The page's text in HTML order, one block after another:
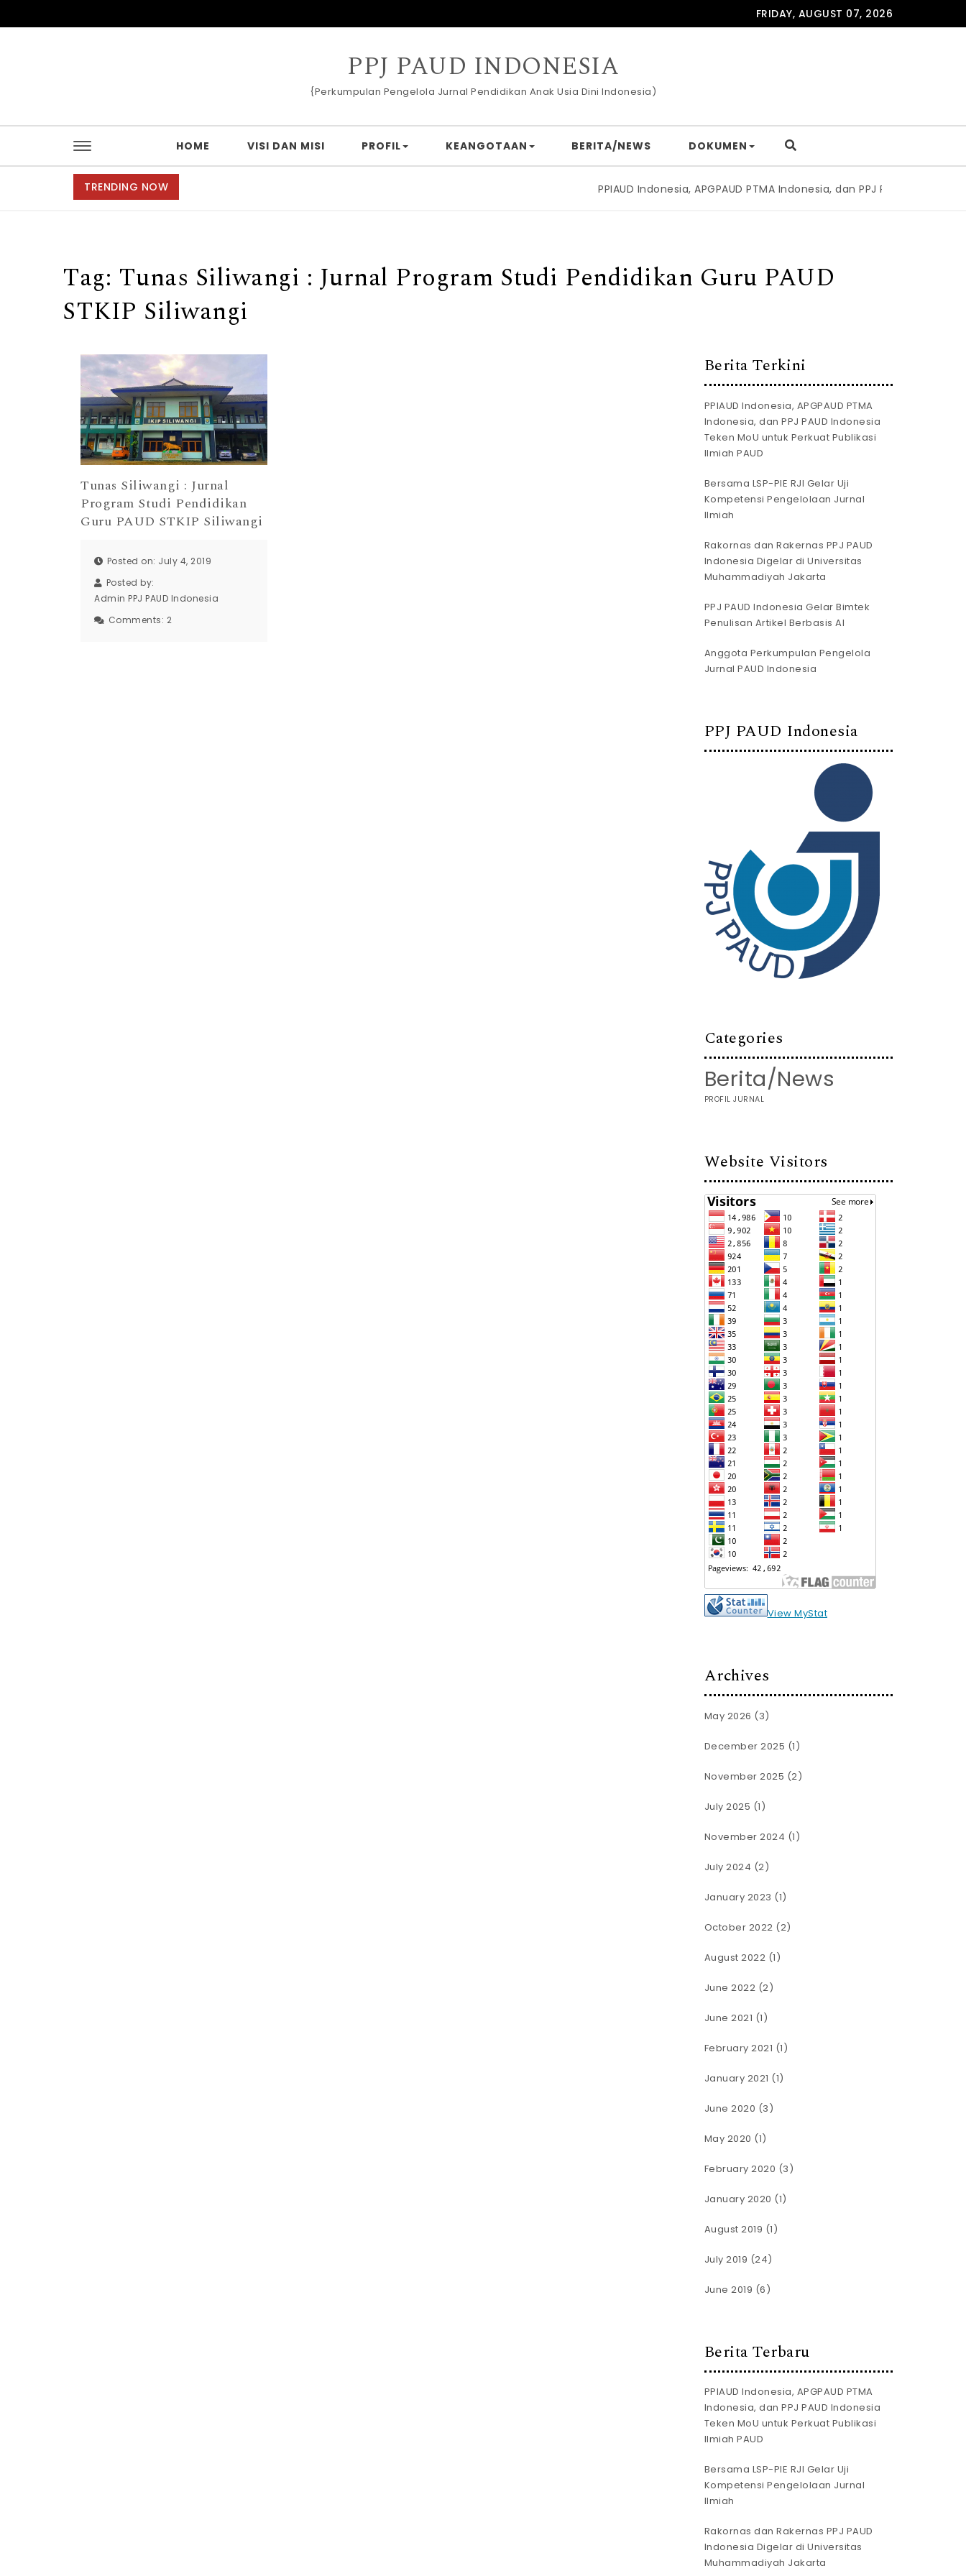
FRIDAY, AUGUST 07, 2026
PPJ PAUD INDONESIA
{Perkumpulan Pengelola Jurnal Pendidikan Anak Usia Dini Indonesia)
HOME VISI DAN MISI PROFIL KEANGOTAAN BERITA/NEWS DOKUMEN
TRENDING NOW PPIAUD Indonesia, APGPAUD PTMA Indonesia, dan PPJ PAUD Indonesia
Tag: Tunas Siliwangi : Jurnal Program Studi Pendidikan Guru PAUD
STKIP Siliwangi
Tunas Siliwangi : Jurnal
Program Studi Pendidikan
Guru PAUD STKIP Siliwangi
Posted on: July 4, 2019
Posted by:
Admin PPJ PAUD Indonesia
Comments: 2
Berita Terkini
PPIAUD Indonesia, APGPAUD PTMA
Indonesia, dan PPJ PAUD Indonesia
Teken MoU untuk Perkuat Publikasi
Ilmiah PAUD
Bersama LSP-PIE RJI Gelar Uji
Kompetensi Pengelolaan Jurnal
Ilmiah
Rakornas dan Rakernas PPJ PAUD
Indonesia Digelar di Universitas
Muhammadiyah Jakarta
PPJ PAUD Indonesia Gelar Bimtek
Penulisan Artikel Berbasis AI
Anggota Perkumpulan Pengelola
Jurnal PAUD Indonesia
PPJ PAUD Indonesia
Categories
Berita/News
PROFIL JURNAL
Website Visitors
View MyStat
Archives
May 2026 (3)
December 2025 (1)
November 2025 (2)
July 2025 (1)
November 2024 (1)
July 2024 (2)
January 2023 (1)
October 2022 (2)
August 2022 (1)
June 2022 (2)
June 2021 (1)
February 2021 (1)
January 2021 (1)
June 2020 (3)
May 2020 (1)
February 2020 (3)
January 2020 (1)
August 2019 (1)
July 2019 (24)
June 2019 (6)
Berita Terbaru
PPIAUD Indonesia, APGPAUD PTMA
Indonesia, dan PPJ PAUD Indonesia
Teken MoU untuk Perkuat Publikasi
Ilmiah PAUD
Bersama LSP-PIE RJI Gelar Uji
Kompetensi Pengelolaan Jurnal
Ilmiah
Rakornas dan Rakernas PPJ PAUD
Indonesia Digelar di Universitas
Muhammadiyah Jakarta